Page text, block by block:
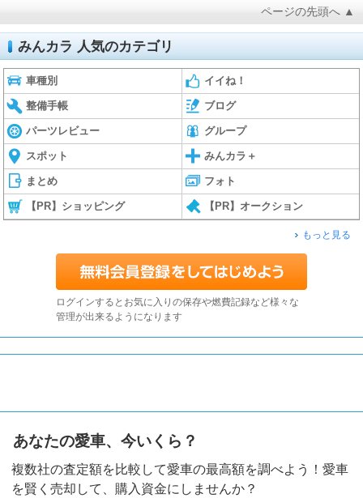
ページの先頭へ ▲
みんカラ 人気のカテゴリ
車種別 イイね！
整備手帳 ブログ
パーツレビュー グループ
スポット みんカラ＋
まとめ フォト
【PR】ショッピング 【PR】オークション
もっと見る
ログインするとお気に入りの保存や燃費記録など様々な
管理が出来るようになります
あなたの愛車、今いくら？
複数社の査定額を比較して愛車の最高額を調べよう！愛車
を賢く売却して、購入資金にしませんか？